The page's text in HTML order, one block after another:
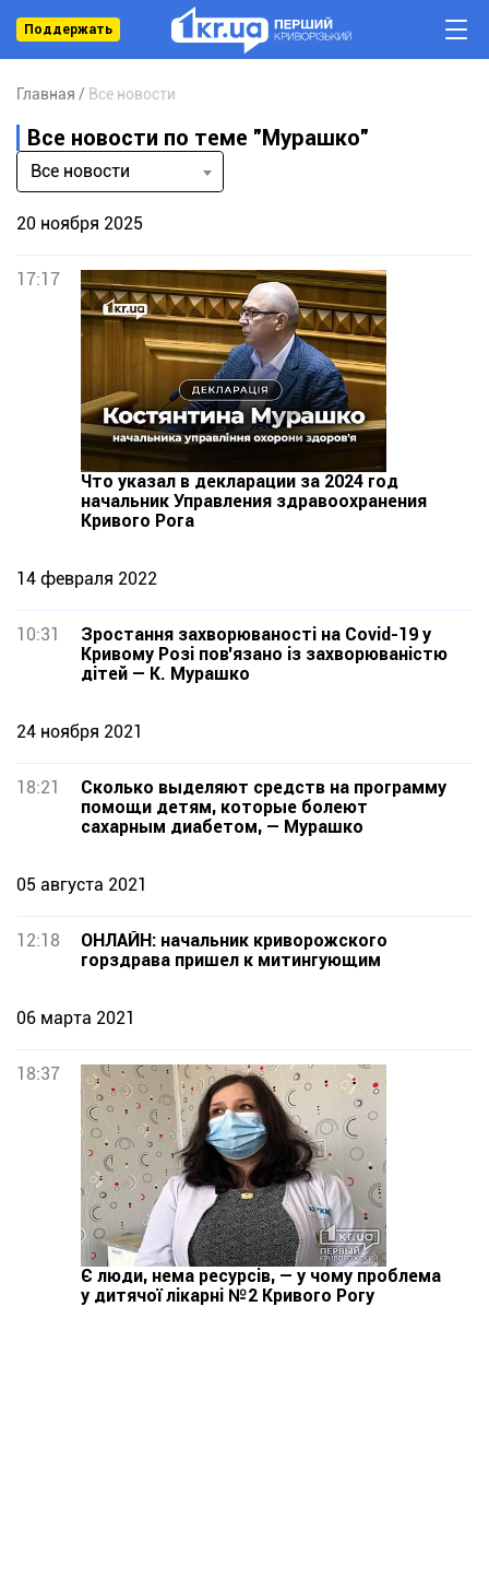
Поддержать
Главная Все новости
Все новости по теме "Мурашко"
Все новости
20 ноября 2025
17:17
Что указал в декларации за 2024 год
начальник Управления здравоохранения
Кривого Рога
14 февраля 2022
10:31
Зростання захворюваності на Covid-19 у
Кривому Розі пов'язано із захворюваністю
дітей — К. Мурашко
24 ноября 2021
18:21
Сколько выделяют средств на программу
помощи детям, которые болеют
сахарным диабетом, — Мурашко
05 августа 2021
12:18
ОНЛАЙН: начальник криворожского
горздрава пришел к митингующим
06 марта 2021
18:37
Є люди, нема ресурсів, — у чому проблема
у дитячої лікарні №2 Кривого Рогу